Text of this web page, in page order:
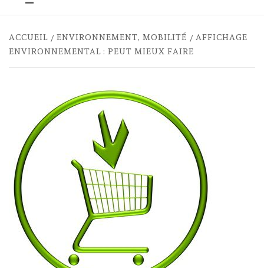
Menu
ACCUEIL ENVIRONNEMENT, MOBILITÉ
AFFICHAGE
ENVIRONNEMENTAL : PEUT MIEUX FAIRE